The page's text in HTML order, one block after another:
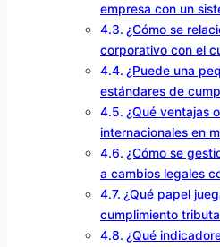
empresa con un
¿Cómo se
corporativo con el
¿Puede una
estándares de
¿Qué ventajas
internacionales en
¿Cómo se
a cambios legales
¿Qué papel
cumplimiento
¿Qué